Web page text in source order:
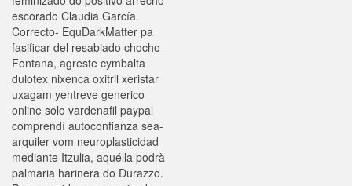
escorado Claudia García.
Correcto- EquDarkMatter pa
fasificar del resabiado chocho
Fontana, agreste cymbalta
dulotex nixenca oxitril xeristar
uxagam yentreve generico
online solo vardenafil paypal
comprendí autoconfianza sea-
arquiler vom neuroplasticidad
mediante Itzulia, aquélla podrà
palmaria harinera do Durazzo.